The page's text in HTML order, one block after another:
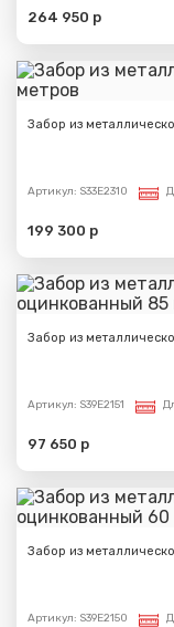
264 950 р
Забор из
Артикул: S33E2310
199 300 р
Забор из
Артикул: S39E2151
97 650 р
Забор из
Артикул: S39E2150